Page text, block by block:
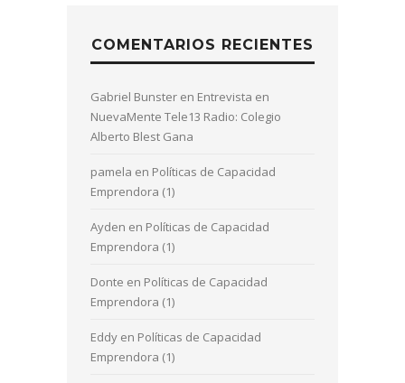
COMENTARIOS RECIENTES
Gabriel Bunster en Entrevista en
NuevaMente Tele13 Radio: Colegio
Alberto Blest Gana
pamela en Políticas de Capacidad
Emprendora (1)
Ayden en Políticas de Capacidad
Emprendora (1)
Donte en Políticas de Capacidad
Emprendora (1)
Eddy en Políticas de Capacidad
Emprendora (1)